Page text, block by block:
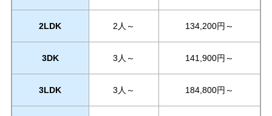
2LDK 2人～ 134,200円～
3DK 3人～ 141,900円～
3LDK 3人～ 184,800円～